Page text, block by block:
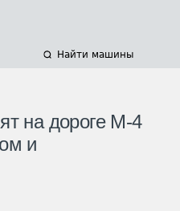
Найти машины
на дороге М-4
и